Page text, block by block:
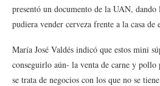
presentó un documento de la UAN,
pudiera vender cerveza frente a la casa de
María José Valdés indicó que estos mini
conseguirlo aún- la venta de carne y
se trata de negocios con los que no se